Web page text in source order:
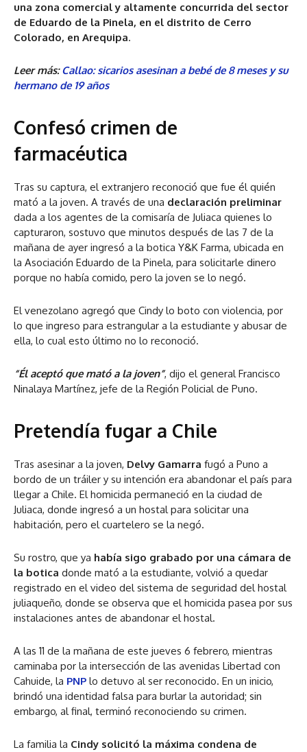
una zona comercial y altamente concurrida del sector
de Eduardo de la Pinela, en el distrito de Cerro
Colorado, en Arequipa.
Leer más:Callao: sicarios asesinan a bebé de 8 meses y su
hermano de 19 años
Confesó crimen de
farmacéutica
Tras su captura, el extranjero reconoció que fue él quién
mató a la joven. A través de una declaración preliminar
dada a los agentes de la comisaría de Juliaca quienes lo
capturaron, sostuvo que minutos después de las 7 de la
mañana de ayer ingresó a la botica Y&K Farma, ubicada en
la Asociación Eduardo de la Pinela, para solicitarle dinero
porque no había comido, pero la joven se lo negó.
El venezolano agregó que Cindy lo boto con violencia, por
lo que ingreso para estrangular a la estudiante y abusar de
ella, lo cual esto último no lo reconoció.
“Él aceptó que mató a la joven”, dijo el general Francisco
Ninalaya Martínez, jefe de la Región Policial de Puno.
Pretendía fugar a Chile
Tras asesinar a la joven, Delvy Gamarra fugó a Puno a
bordo de un tráiler y su intención era abandonar el país para
llegar a Chile. El homicida permaneció en la ciudad de
Juliaca, donde ingresó a un hostal para solicitar una
habitación, pero el cuartelero se la negó.
Su rostro, que ya había sigo grabado por una cámara de
la botica donde mató a la estudiante, volvió a quedar
registrado en el video del sistema de seguridad del hostal
juliaqueño, donde se observa que el homicida pasea por sus
instalaciones antes de abandonar el hostal.
A las 11 de la mañana de este jueves 6 febrero, mientras
caminaba por la intersección de las avenidas Libertad con
Cahuide, la PNP lo detuvo al ser reconocido. En un inicio,
brindó una identidad falsa para burlar la autoridad; sin
embargo, al final, terminó reconociendo su crimen.
La familia la Cindy solicitó la máxima condena de